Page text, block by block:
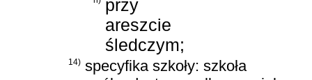
przy
areszcie
śledczym;
14) specyfika szkoły: szkoła